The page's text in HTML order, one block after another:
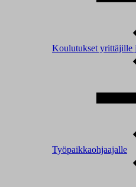
Koulutukset yrittäjille
Työpaikkaohjaajalle